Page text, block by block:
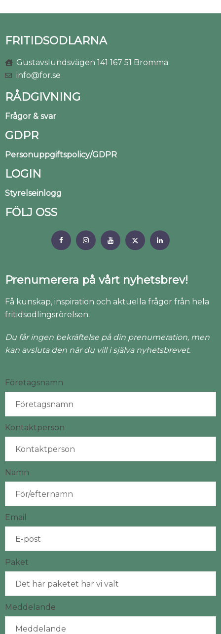
FRITIDSODLARNA
Gustavslundsvägen 141 167 51 Bromma
info@for.se
RÅDGIVNING
Frågor & svar
GDPR
Personuppgiftspolicy/GDPR
LOGIN
Styrelseinlogg
FÖLJ OSS
Prenumerera på vårt nyhetsbrev!
Få kunskap, inspiration och aktuella frågor från hela
fritidsodlingsrörelsen.
Du får ingen bekräftelse på din prenumeration, men
kan avsluta den när du vill i själva nyhetsbrevet.
Företagsnamn
Kontaktperson
Namn
Email
Paket
Meddelande